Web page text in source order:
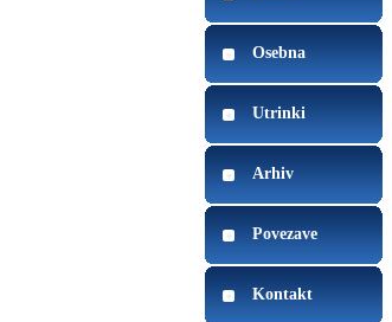
Osebna
Utrinki
Arhiv
Povezave
Kontakt